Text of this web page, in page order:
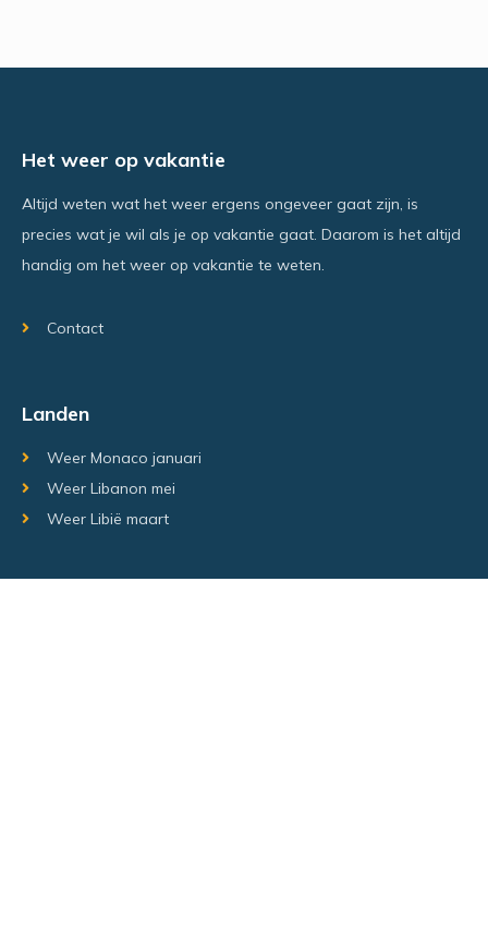
Het weer op vakantie
Altijd weten wat het weer ergens ongeveer gaat zijn, is
precies wat je wil als je op vakantie gaat. Daarom is het altijd
handig om het weer op vakantie te weten.
Contact
Landen
Weer Monaco januari
Weer Libanon mei
Weer Libië maart